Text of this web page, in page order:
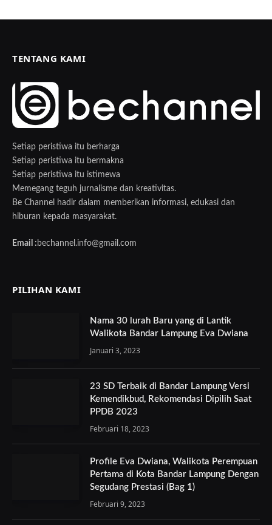
TENTANG KAMI
Setiap peristiwa itu berharga
Setiap peristiwa itu bermakna
Setiap peristiwa itu istimewa
Memegang teguh jurnalisme dan kreativitas.
Be Channel hadir dalam memberikan informasi, edukasi dan
hiburan kepada masyarakat.
Email : bechannel.info@gmail.com
PILIHAN KAMI
Nama 30 lurah Baru yang di Lantik
Walikota Bandar Lampung Eva Dwiana
Januari 3, 2023
23 SD Terbaik di Bandar Lampung Versi
Kemendikbud, Rekomendasi Dipilih Saat
PPDB 2023
Februari 18, 2023
Profile Eva Dwiana, Walikota Perempuan
Pertama di Kota Bandar Lampung Dengan
Segudang Prestasi (Bag 1)
Februari 9, 2023